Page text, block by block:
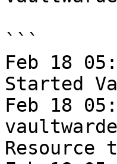
```
Feb 18
Started
Feb 18
Resource